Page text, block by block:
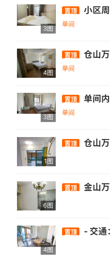
3图
置顶 小区周
单间
4图
置顶 仓山
单间
3图
置顶 单间
单间
1图
置顶 仓山
6图
置顶 金山
4图
置顶 - 交通：距离凤岗里地